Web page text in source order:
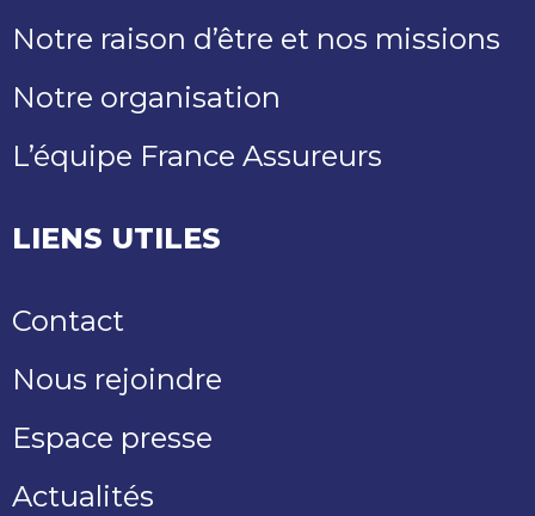
Notre raison d’être et nos missions
Notre organisation
L’équipe France Assureurs
LIENS UTILES
Contact
Nous rejoindre
Espace presse
Actualités